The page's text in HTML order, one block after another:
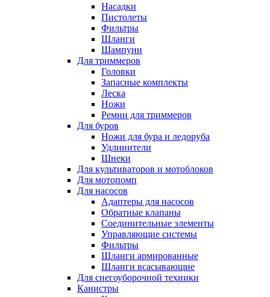
Насадки
Пистолеты
Фильтры
Шланги
Шампуни
Для триммеров
Головки
Запасные комплекты
Леска
Ножи
Ремни для триммеров
Для буров
Ножи для бура и ледоруба
Удлинители
Шнеки
Для культиваторов и мотоблоков
Для мотопомп
Для насосов
Адаптеры для насосов
Обратные клапаны
Соединительные элементы
Управляющие системы
Фильтры
Шланги армированные
Шланги всасывающие
Для снегоуборочной техники
Канистры